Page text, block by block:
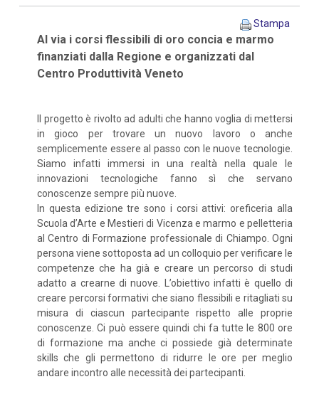
Stampa
Al via i corsi flessibili di oro concia e marmo
finanziati dalla Regione e organizzati dal
Centro Produttività Veneto
Il progetto è rivolto ad adulti che hanno voglia di mettersi
in gioco per trovare un nuovo lavoro o anche
semplicemente essere al passo con le nuove tecnologie.
Siamo infatti immersi in una realtà nella quale le
innovazioni tecnologiche fanno sì che servano
conoscenze sempre più nuove.
In questa edizione tre sono i corsi attivi: oreficeria alla
Scuola d’Arte e Mestieri di Vicenza e marmo e pelletteria
al Centro di Formazione professionale di Chiampo. Ogni
persona viene sottoposta ad un colloquio per verificare le
competenze che ha già e creare un percorso di studi
adatto a crearne di nuove. L’obiettivo infatti è quello di
creare percorsi formativi che siano flessibili e ritagliati su
misura di ciascun partecipante rispetto alle proprie
conoscenze. Ci può essere quindi chi fa tutte le 800 ore
di formazione ma anche ci possiede già determinate
skills che gli permettono di ridurre le ore per meglio
andare incontro alle necessità dei partecipanti.